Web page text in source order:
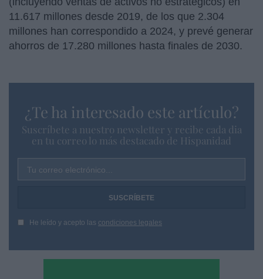
11.617 millones desde 2019, de los que 2.304
millones han correspondido a 2024, y prevé generar
ahorros de 17.280 millones hasta finales de 2030.
¿Te ha interesado este artículo?
Suscríbete a nuestro newsletter y recibe cada dia
en tu correo lo más destacado de Hispanidad
Tu correo electrónico...
He leído y acepto las condiciones legales